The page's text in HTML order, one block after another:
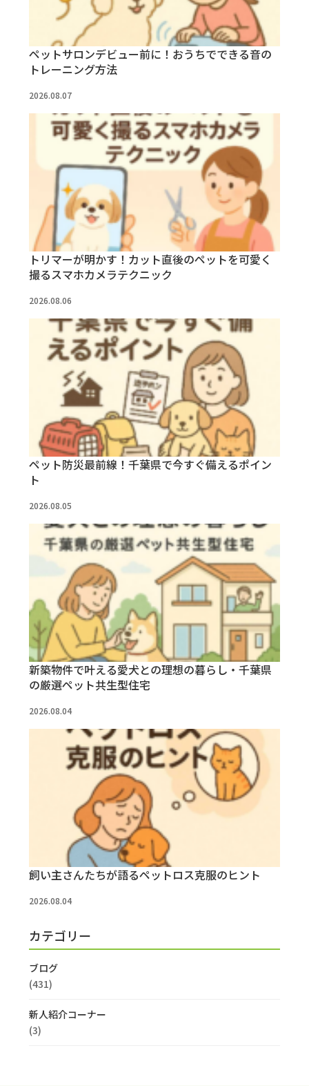
ペットサロンデビュー前に！おうちでできる音の
トレーニング方法
2026.08.07
トリマーが明かす！カット直後のペットを可愛く
撮るスマホカメラテクニック
2026.08.06
ペット防災最前線！千葉県で今すぐ備えるポイン
ト
2026.08.05
新築物件で叶える愛犬との理想の暮らし・千葉県
の厳選ペット共生型住宅
2026.08.04
飼い主さんたちが語るペットロス克服のヒント
2026.08.04
カテゴリー
ブログ
(431)
新人紹介コーナー
(3)